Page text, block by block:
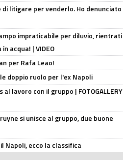
litigare per venderlo. Ho denunciato
impraticabile per diluvio, rientrati
acqua! | VIDEO
per Rafa Leao!
doppio ruolo per l'ex Napoli
lavoro con il gruppo | FOTOGALLERY
si unisce al gruppo, due buone
Napoli, ecco la classifica